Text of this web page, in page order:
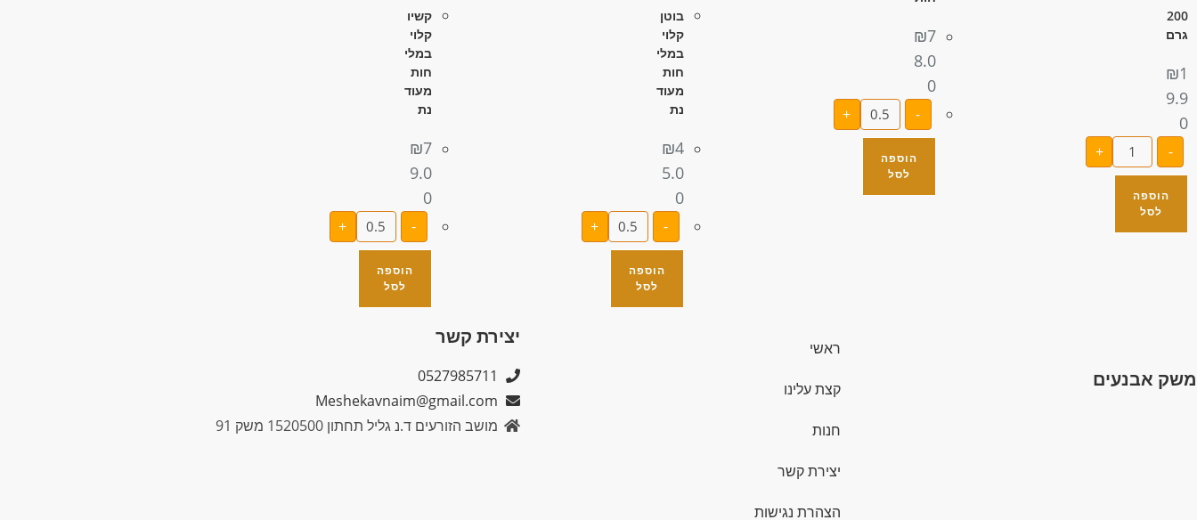
200
גרם
₪1
9.9
0
-
+
הוספה
לסל
₪7
8.0
0
-
+
הוספה
לסל
בוטן
קלוי
במלי
חות
מעוד
נת
₪4
5.0
0
-
+
הוספה
לסל
קשיו
קלוי
במלי
חות
מעוד
נת
₪7
9.0
0
-
+
הוספה
לסל
משק אבנעים
ראשי
קצת עלינו
חנות
יצירת קשר
הצהרת נגישות
יצירת קשר
0527985711
Meshekavnaim@gmail.com
מושב הזורעים ד.נ גליל תחתון 1520500 משק 91